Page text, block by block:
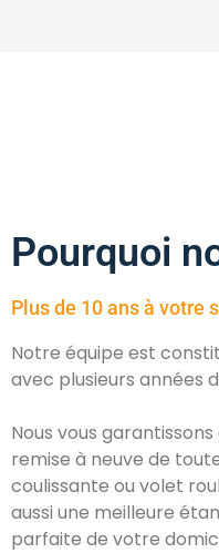
Pourquoi
Plus de 10 ans à votre
Notre équipe est
avec plusieurs années
Nous vous
remise à neuve de
coulissante ou volet
aussi une meilleure
parfaite de votre